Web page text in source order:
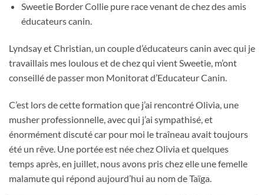
Sweetie Border Collie pure race venant de chez des amis
éducateurs canin.
Lyndsay et Christian, un couple d’éducateurs canin avec qui je
travaillais mes loulous et de chez qui vient Sweetie, m’ont
conseillé de passer mon Monitorat d’Educateur Canin.
C’est lors de cette formation que j’ai rencontré Olivia, une
musher professionnelle, avec qui j’ai sympathisé, et
énormément discuté car pour moi le traîneau avait toujours
été un rêve. Une portée est née chez Olivia et quelques
temps après, en juillet, nous avons pris chez elle une femelle
malamute qui répond aujourd’hui au nom de Taïga.